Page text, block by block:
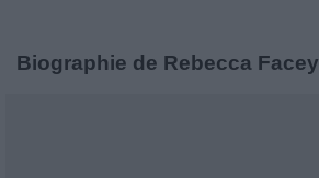
Biographie de Rebecca Facey